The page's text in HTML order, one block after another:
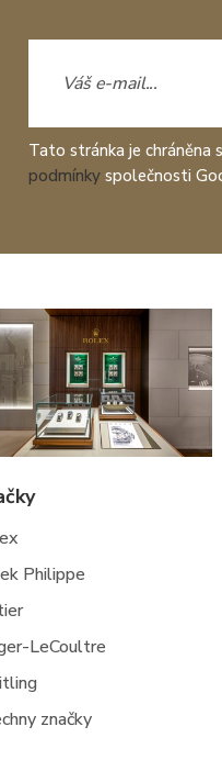
Tato stránka je
podmínky společnosti
Philippe
LeCoultre
značky